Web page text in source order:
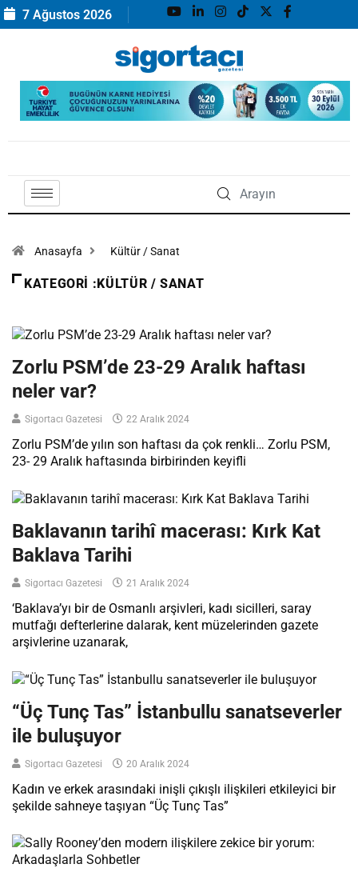
7 Ağustos 2026
Anasayfa Kültür / Sanat
KATEGORI :KÜLTÜR / SANAT
Zorlu PSM’de 23-29 Aralık haftası
neler var?
Sigortacı Gazetesi 22 Aralık 2024
Zorlu PSM’de yılın son haftası da çok renkli… Zorlu PSM,
23- 29 Aralık haftasında birbirinden keyifli
Baklavanın tarihî macerası: Kırk Kat
Baklava Tarihi
Sigortacı Gazetesi 21 Aralık 2024
‘Baklava’yı bir de Osmanlı arşivleri, kadı sicilleri, saray
mutfağı defterlerine dalarak, kent müzelerinden gazete
arşivlerine uzanarak,
“Üç Tunç Tas” İstanbullu sanatseverler
ile buluşuyor
Sigortacı Gazetesi 20 Aralık 2024
Kadın ve erkek arasındaki inişli çıkışlı ilişkileri etkileyici bir
şekilde sahneye taşıyan “Üç Tunç Tas”